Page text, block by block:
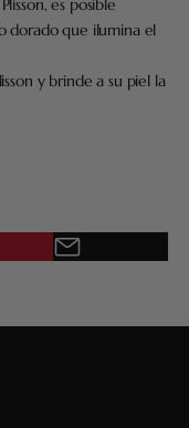
dorado que ilumina el
y brinde a su piel la